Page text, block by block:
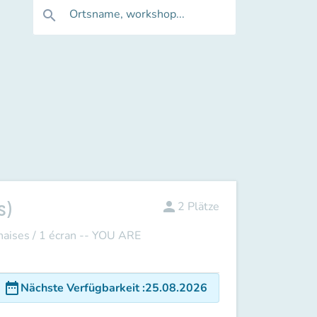
search Ortsname, workshop...
/ 1 écran -- YOU ARE
person 2 Plätze
date_rangeNächste Verfügbarkeit:25.08.2026